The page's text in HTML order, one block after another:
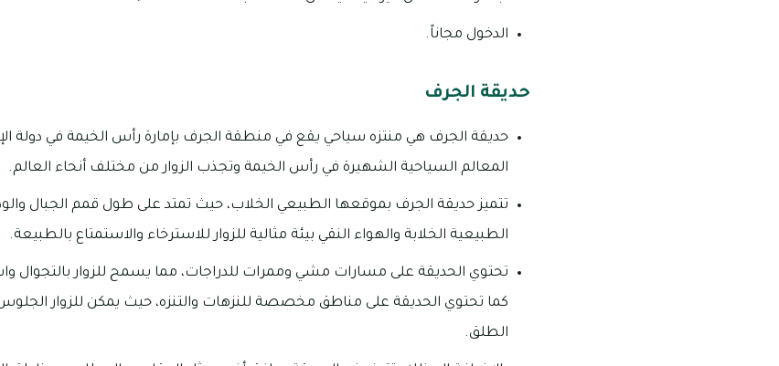
الدخول مجاناً.
حديقة الجرف
حديقة الجرف هي منتزه سياحي يقع في منطقة الجرف بإمارة رأس الخيمة في دولة
المعالم السياحية الشهيرة في رأس الخيمة وتجذب الزوار من مختلف أنحاء العالم.
تتميز حديقة الجرف بموقعها الطبيعي الخلاب، حيث تمتد على طول قمم الجبال
الطبيعية الخلابة والهواء النقي بيئة مثالية للزوار للاسترخاء والاستمتاع بالطبيعة.
تحتوي الحديقة على مسارات مشي وممرات للدراجات، مما يسمح للزوار
كما تحتوي الحديقة على مناطق مخصصة للنزهات والتنزه، حيث يمكن للزوار
الطلق.